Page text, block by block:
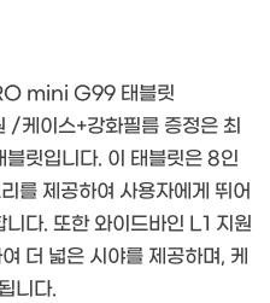
mini G99 태블릿
이스+강화필름 증정은 최
릿입니다. 이 태블릿은 8인
를 제공하여 사용자에게 뛰어
다. 또한 와이드바인 L1 지원
더 넓은 시야를 제공하며, 케
니다.